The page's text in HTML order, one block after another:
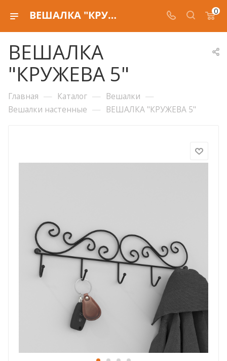
ВЕШАЛКА "КРУЖЕВА 5" 0
ВЕШАЛКА
"КРУЖЕВА 5"
Главная — Каталог — Вешалки —
Вешалки настенные — ВЕШАЛКА "КРУЖЕВА 5"